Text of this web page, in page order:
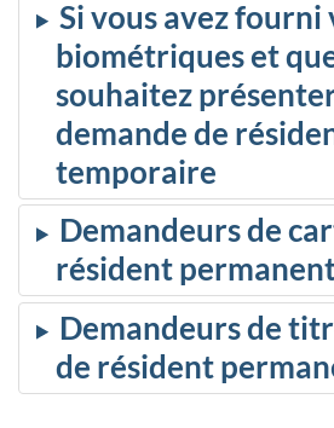
Si vous avez fourni
biométriques et
souhaitez
demande de
temporaire
Demandeurs de
résident
Demandeurs de
de résident